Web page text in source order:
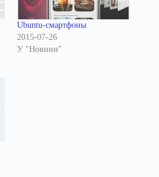
Ubuntu-смартфоны
2015-07-26
У "Новини"